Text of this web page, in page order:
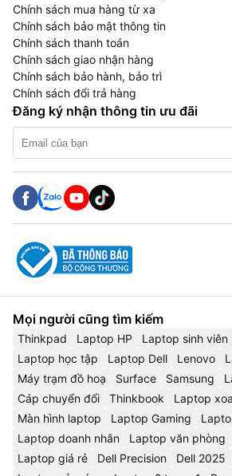
Chính sách mua hàng từ xa
Chính sách bảo mật thông tin
Chính sách thanh toán
Chính sách giao nhận hàng
Chính sách bảo hành, bảo trì
Chính sách đổi trả hàng
Đăng ký nhận thông tin ưu đãi
Mọi người cũng tìm kiếm
Thinkpad Laptop HP
Laptop sinh viên
Laptop học tập
Laptop Dell Lenovo
Máy trạm đồ hoạ
Surface Samsung
Cáp chuyển đổi
Thinkbook Laptop
Màn hình laptop
Laptop Gaming
Laptop doanh nhân
Laptop văn phòng
Laptop giá rẻ
Dell Precision Dell 2025